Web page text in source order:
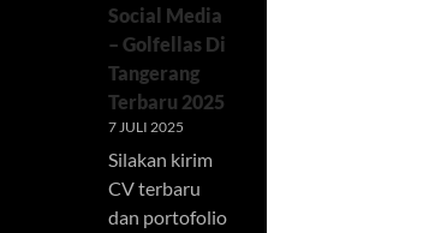
Social Media
– Golfellas Di
Tangerang
Terbaru 2025
7 JULI 2025
Silakan kirim
CV terbaru
dan portofolio